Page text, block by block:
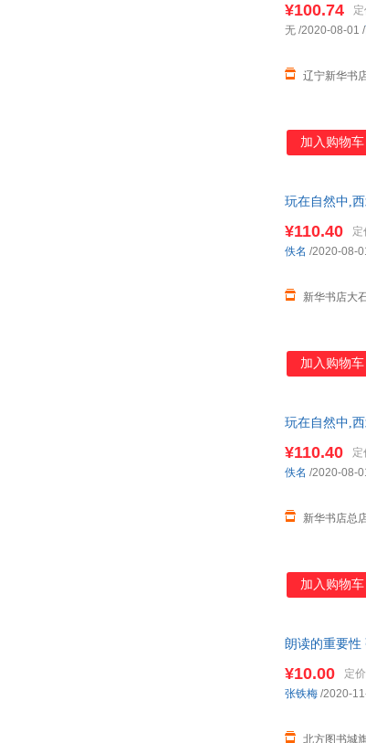
¥100.74 定
辽宁新华书
无 /2020-08-01 /
加入购物车
玩在自然中,
¥110.40 定
新华书店大
佚名 /2020-08-
加入购物车
玩在自然中,
¥110.40 定
新华书店总
佚名 /2020-08-
加入购物车
朗读的重要
¥10.00 定价
北方图书城
张铁梅 /2020-